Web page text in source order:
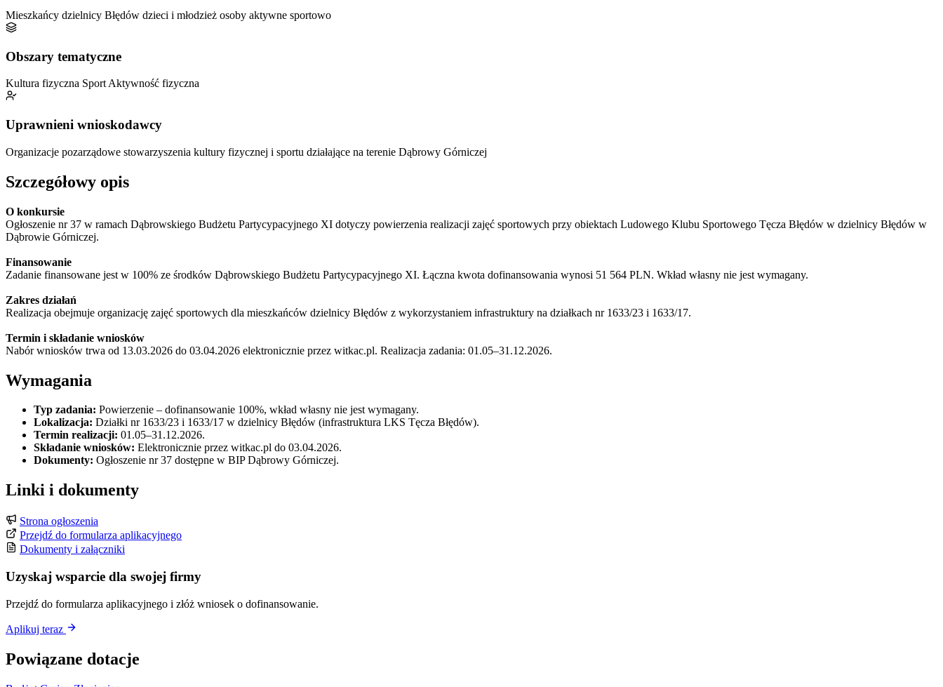
Mieszkańcy dzielnicy Błędów dzieci i młodzież osoby aktywne sportowo
Obszary tematyczne
Kultura fizyczna SportAktywność fizyczna
Uprawnieni wnioskodawcy
Organizacje pozarządowe stowarzyszenia kultury fizycznej i sportu działające na terenie Dąbrowy Górniczej
Szczegółowy opis
O konkursie
Ogłoszenie nr 37 w ramach Dąbrowskiego Budżetu Partycypacyjnego XI dotyczy powierzenia realizacji zajęć sportowych przy obiektach Ludowego Klubu Sportowego Tęcza Błędów w dzielnicy Błędów w
Dąbrowie Górniczej.
Finansowanie
Zadanie finansowane jest w 100% ze środków Dąbrowskiego Budżetu Partycypacyjnego XI. Łączna kwota dofinansowania wynosi 51 564 PLN. Wkład własny nie jest wymagany.
Zakres działań
Realizacja obejmuje organizację zajęć sportowych dla mieszkańców dzielnicy Błędów z wykorzystaniem infrastruktury na działkach nr 1633/23 i 1633/17.
Termin i składanie wniosków
Nabór wniosków trwa od 13.03.2026 do 03.04.2026 elektronicznie przez witkac.pl. Realizacja zadania: 01.05–31.12.2026.
Wymagania
Typ zadania: Powierzenie – dofinansowanie 100%, wkład własny nie jest wymagany.
Lokalizacja: Działki nr 1633/23 i 1633/17 w dzielnicy Błędów (infrastruktura LKS Tęcza Błędów).
Termin realizacji: 01.05–31.12.2026.
Składanie wniosków: Elektronicznie przez witkac.pl do 03.04.2026.
Dokumenty: Ogłoszenie nr 37 dostępne w BIP Dąbrowy Górniczej.
Linki i dokumenty
Strona ogłoszenia
Przejdź do formularza aplikacyjnego
Dokumenty i załączniki
Uzyskaj wsparcie dla swojej firmy
Przejdź do formularza aplikacyjnego i złóż wniosek o dofinansowanie.
Aplikuj teraz
Powiązane dotacje